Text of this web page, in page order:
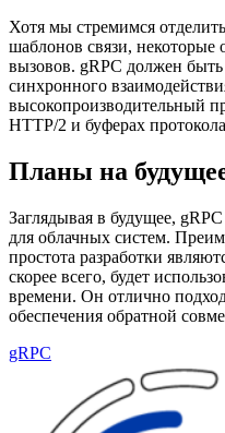
Хотя мы стремимся
шаблонов связи,
вызовов. gRPC должен
синхронного
высокопроизводительный
HTTP/2 и буферах
Планы на
Заглядывая в будущее,
для облачных систем.
простота разработки
скорее всего, будет
времени. Он отлично
обеспечения обратной
gRPC